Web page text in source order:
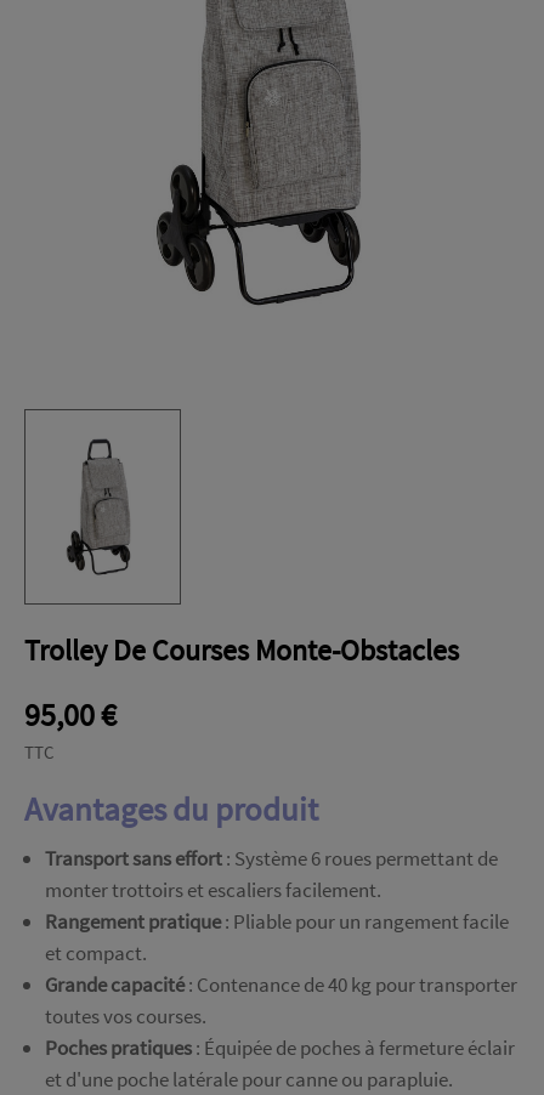
Trolley De Courses Monte-Obstacles
95,00 €
TTC
Avantages du produit
Transport sans effort: Système 6 roues permettant de
monter trottoirs et escaliers facilement.
Rangement pratique: Pliable pour un rangement facile
et compact.
Grande capacité: Contenance de 40 kg pour transporter
toutes vos courses.
Poches pratiques: Équipée de poches à fermeture éclair
et d'une poche latérale pour canne ou parapluie.